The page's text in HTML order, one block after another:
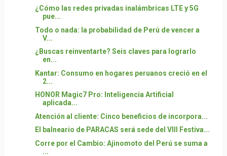
¿Cómo las redes privadas inalámbricas LTE y 5G
pue...
Todo o nada: la probabilidad de Perú de vencer a
V...
¿Buscas reinventarte? Seis claves para lograrlo
en...
Kantar: Consumo en hogares peruanos creció en el
2...
HONOR Magic7 Pro: Inteligencia Artificial
aplicada...
Atención al cliente: Cinco beneficios de incorpora...
El balneario de PARACAS será sede del VIII Festiva...
Corre por el Cambio: Ajinomoto del Perú se suma a
...